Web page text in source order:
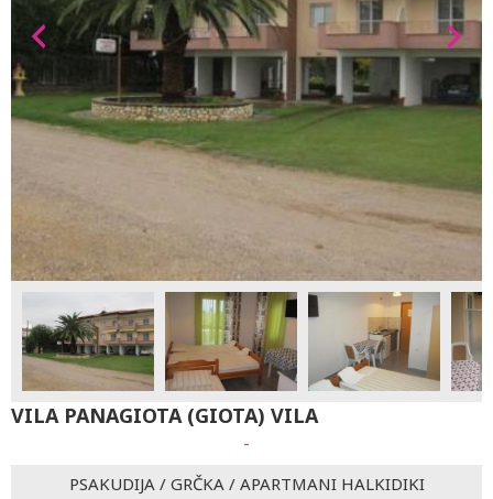
VILA PANAGIOTA (GIOTA) VILA
-
PSAKUDIJA / GRČKA / APARTMANI HALKIDIKI